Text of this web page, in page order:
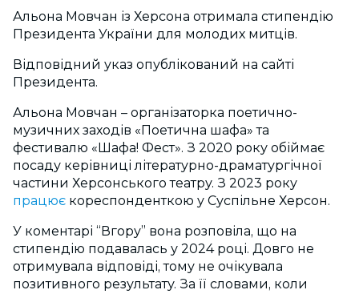
Альона Мовчан із Херсона отримала стипендію
Президента України для молодих митців.
Відповідний указ опублікований на сайті
Президента.
Альона Мовчан – організаторка поетично-
музичних заходів «Поетична шафа» та
фестивалю «Шафа! Фест». З 2020 року обіймає
посаду керівниці літературно-драматургічної
частини Херсонського театру. З 2023 року
працює кореспонденткою у Суспільне Херсон.
У коментарі “Вгору” вона розповіла, що на
стипендію подавалась у 2024 році. Довго не
отримувала відповіді, тому не очікувала
позитивного результату. За її словами, коли